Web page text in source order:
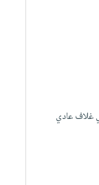
غلاف عادي